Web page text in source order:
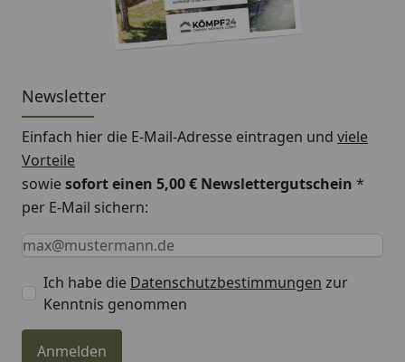
Newsletter
Einfach hier die E-Mail-Adresse eintragen und viele
Vorteile
sowiesofort einen 5,00 € Newslettergutschein *
per E-Mail sichern:
Keine Eingabe erforderlich
Eingabe erforderlich
E-Mail *
Ich habe die Datenschutzbestimmungen zur
Kenntnis genommen
Anmelden